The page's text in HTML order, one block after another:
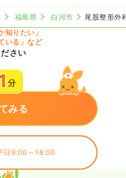
福島県 白河市
尾股整形外
知りたい」
いる」など
さい
みる
日9:00～18:00